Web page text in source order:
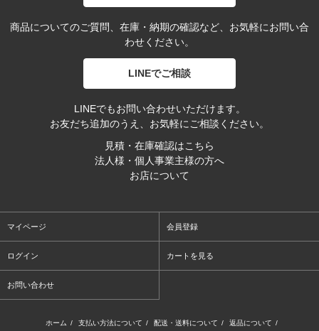
商品についてのご質問、在庫・納期の確認など、お気軽にお問い合
わせください。
LINEでご相談
LINEでもお問い合わせいただけます。
お友だち追加のうえ、お気軽にご相談ください。
見積・在庫確認はこちら
法人様・個人事業主様の方へ
お店について
マイページ 会員登録
ログイン カートを見る
お問い合わせ
ホーム / 支払い方法について / 配送・送料について / 返品について /